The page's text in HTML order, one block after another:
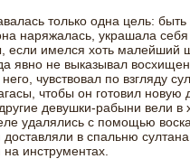
только одна цель:
наряжалась, украшала
если имелся хоть малейший
явно не выказывал
чувствовал по взгляду
чтобы он готовил новую
девушки-рабыни вели
удалялись с помощью
в спальню
инструментах.